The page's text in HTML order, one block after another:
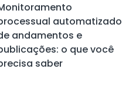
automatizado
andamentos e
o que você
saber